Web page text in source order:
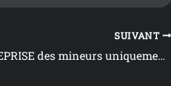
SUIVANT
REPRISE des mineurs uniquement !